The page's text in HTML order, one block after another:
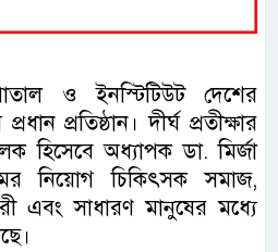
ও ইনস্টিটিউট দেশের
প্রতিষ্ঠান। দীর্ঘ প্রতীক্ষার
হিসেবে অধ্যাপক ডা. মির্জা
নিয়োগ চিকিৎসক সমাজ,
এবং সাধারণ মানুষের মধ্যে